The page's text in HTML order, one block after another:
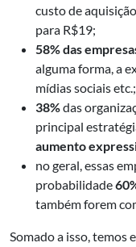
custo de
para R$19;
58% das
alguma forma, a
mídias sociais etc.;
38%das
principal
aumento
no geral, essas
probabilidade
também forem
Somado a isso, temos